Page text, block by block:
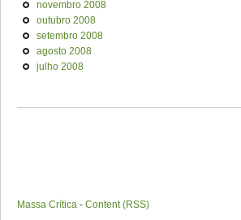
novembro 2008
outubro 2008
setembro 2008
agosto 2008
julho 2008
Massa Crítica - Content (RSS)